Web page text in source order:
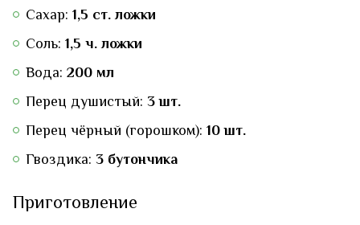
Сахар: 1,5 ст. ложки
Соль: 1,5 ч. ложки
Вода: 200 мл
Перец душистый: 3 шт.
Перец чёрный (горошком): 10 шт.
Гвоздика: 3 бутончика
Приготовление